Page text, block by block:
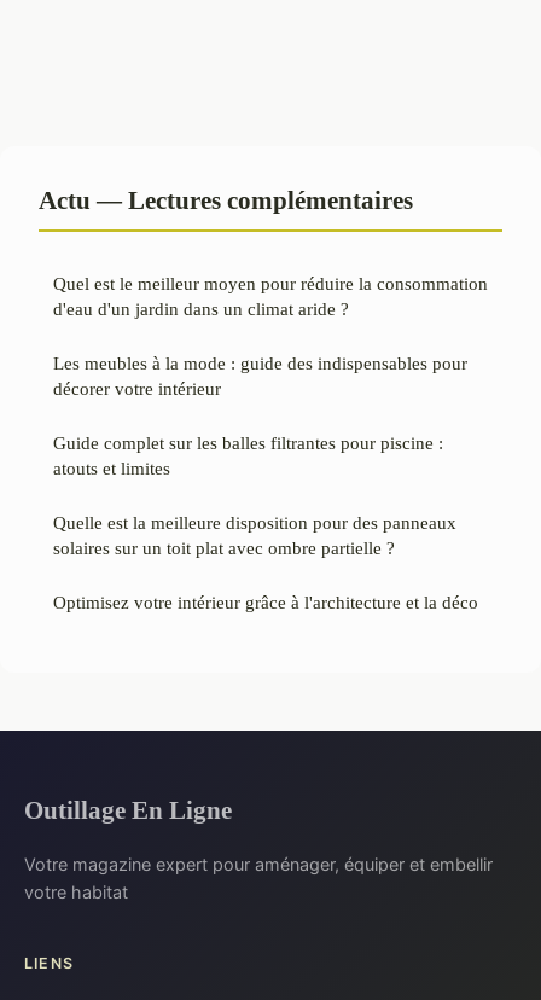
Actu — Lectures complémentaires
Quel est le meilleur moyen pour réduire la consommation
d'eau d'un jardin dans un climat aride ?
Les meubles à la mode : guide des indispensables pour
décorer votre intérieur
Guide complet sur les balles filtrantes pour piscine :
atouts et limites
Quelle est la meilleure disposition pour des panneaux
solaires sur un toit plat avec ombre partielle ?
Optimisez votre intérieur grâce à l'architecture et la déco
Outillage En Ligne
Votre magazine expert pour aménager, équiper et embellir
votre habitat
LIENS